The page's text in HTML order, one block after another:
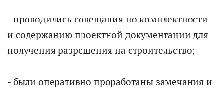
- проводились совещания по комплектности
и содержанию проектной документации для
получения разрешения на строительство;
- были оперативно проработаны замечания и